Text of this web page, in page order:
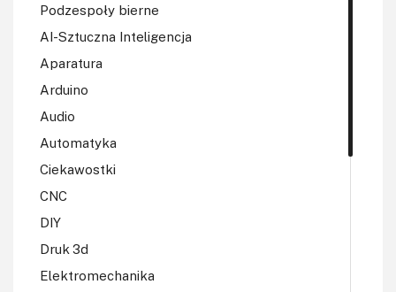
Podzespoły bierne
AI-Sztuczna Inteligencja
Aparatura
Arduino
Audio
Automatyka
Ciekawostki
CNC
DIY
Druk 3d
Elektromechanika